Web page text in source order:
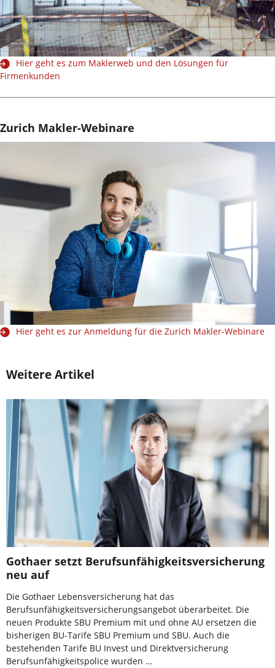
Hier geht es zum Maklerweb und den Lösungen für
Firmenkunden
Zurich Makler-Webinare
Hier geht es zur Anmeldung für die Zurich Makler-Webinare
Weitere Artikel
Gothaer setzt Berufsunfähigkeitsversicherung
neu auf
Die Gothaer Lebensversicherung hat das
Berufsunfähigkeitsversicherungsangebot überarbeitet. Die
neuen Produkte SBU Premium mit und ohne AU ersetzen die
bisherigen BU-Tarife SBU Premium und SBU. Auch die
bestehenden Tarife BU Invest und Direktversicherung
Berufsunfähigkeitspolice wurden …